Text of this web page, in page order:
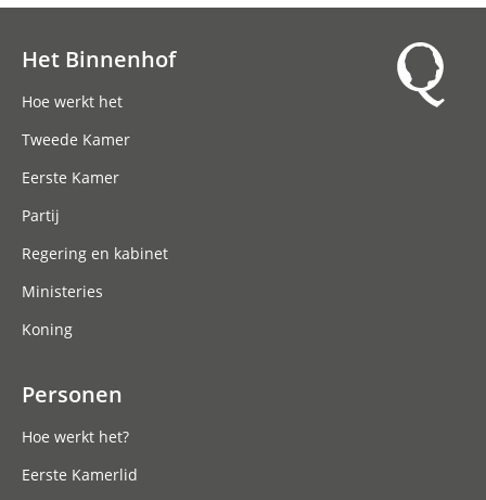
Het Binnenhof
Hoe werkt het
Tweede Kamer
Eerste Kamer
Partij
Regering en kabinet
Ministeries
Koning
Personen
Hoe werkt het?
Eerste Kamerlid